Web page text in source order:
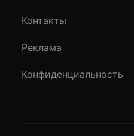
Контакты
Реклама
Конфиденциальность